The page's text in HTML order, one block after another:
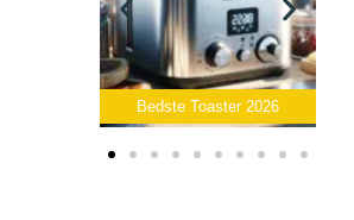
Bedste Toaster 2026